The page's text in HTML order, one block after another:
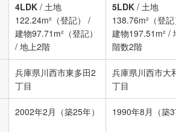
4LDK / 土地
122.24m²（登記）
/
建物97.71m²（登記）
/ 地上2階
5LDK / 土地
138.76m²（登
建物197.51m² /
階数2階
兵庫県川西市東多田2
丁目
兵庫県川西市大
丁目
2002年2月（築25年） 1990年8月（築